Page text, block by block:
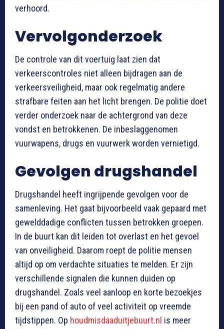
verhoord.
Vervolgonderzoek
De controle van dit voertuig laat zien dat
verkeerscontroles niet alleen bijdragen aan de
verkeersveiligheid, maar ook regelmatig andere
strafbare feiten aan het licht brengen. De politie doet
verder onderzoek naar de achtergrond van deze
vondst en betrokkenen. De inbeslaggenomen
vuurwapens, drugs en vuurwerk worden vernietigd.
Gevolgen drugshandel
Drugshandel heeft ingrijpende gevolgen voor de
samenleving. Het gaat bijvoorbeeld vaak gepaard met
gewelddadige conflicten tussen betrokken groepen.
In de buurt kan dit leiden tot overlast en het gevoel
van onveiligheid. Daarom roept de politie mensen
altijd op om verdachte situaties te melden. Er zijn
verschillende signalen die kunnen duiden op
drugshandel. Zoals veel aanloop en korte bezoekjes
bij een pand of auto of veel activiteit op vreemde
tijdstippen. Op houdmisdaaduitjebuurt.nl is meer